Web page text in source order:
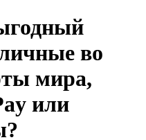
во
мира,
или